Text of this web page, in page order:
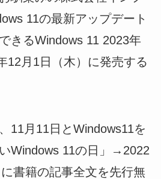
11の最新アップデート
きるWindows 11 2023年
12月1日（木）に発売する
11月11日とWindows11を
Windows 11の日」→2022
書籍の記事全文を先行無